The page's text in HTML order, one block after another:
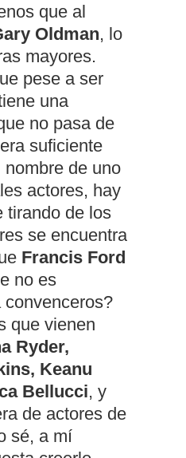
que al
Oldman, lo
mayores.
pese a ser
una
no pasa de
suficiente
de uno
actores, hay
tirando de los
se encuentra
Francis Ford
no es
que vienen
Ryder,
Keanu
Bellucci, y
de actores de
sé, a mí